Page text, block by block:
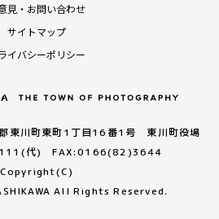
見・お問い合わせ
サイトマップ
イバシーポリシー
東川町東町1丁目16番1号 東川町役場
代) FAX:0166(82)3644
Copyright(C)
All Rights Reserved.